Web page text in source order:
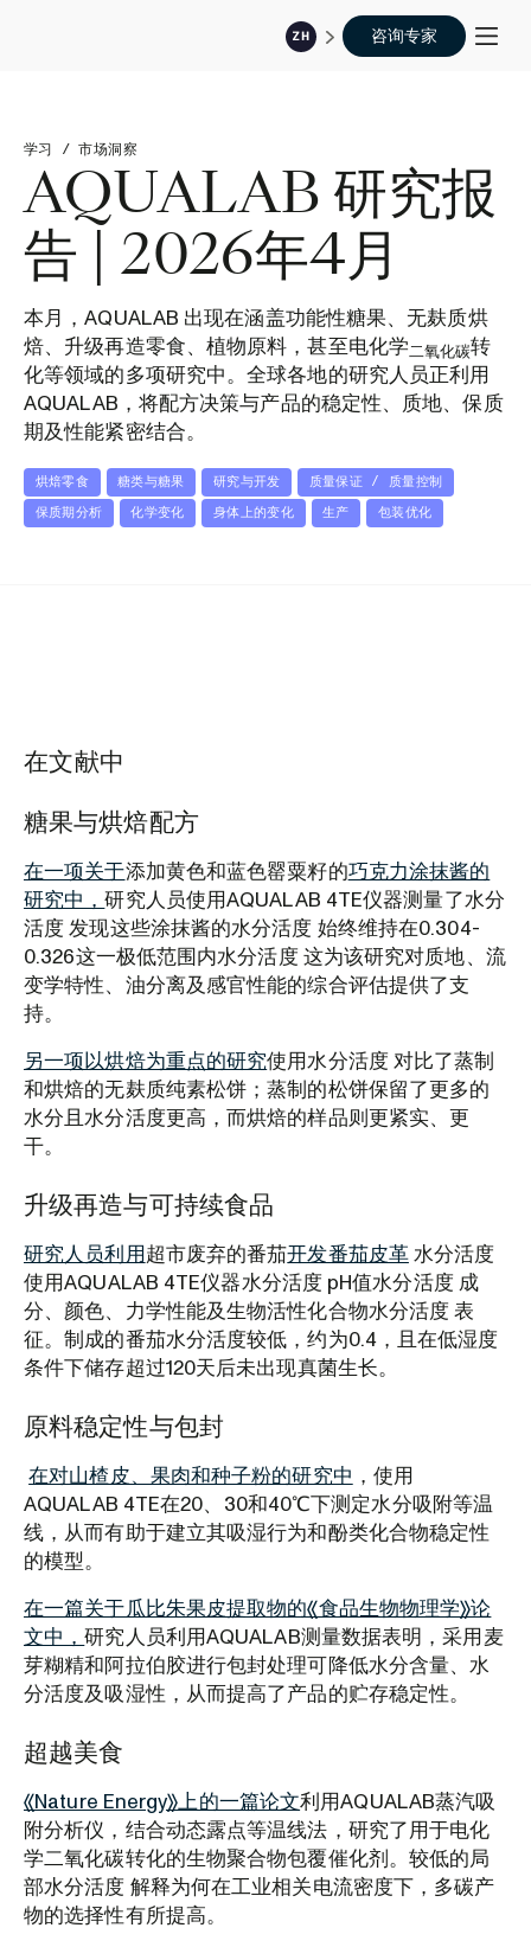
ZH 咨询专家
学习 / 市场洞察
AQUALAB 研究报
告 | 2026年4月
本月，AQUALAB 出现在涵盖功能性糖果、无麸质烘
焙、升级再造零食、植物原料，甚至电化学二氧化碳转
化等领域的多项研究中。全球各地的研究人员正利用
AQUALAB，将配方决策与产品的稳定性、质地、保质
期及性能紧密结合。
烘焙零食 糖类与糖果 研究与开发
质量保证 / 质量控制
保质期分析
化学变化 身体上的变化 生产 包装优化
在文献中
糖果与烘焙配方
在一项关于添加黄色和蓝色罂粟籽的巧克力涂抹酱的
研究中，研究人员使用AQUALAB 4TE仪器测量了水分
活度 发现这些涂抹酱的水分活度 始终维持在0.304-
0.326这一极低范围内水分活度 这为该研究对质地、流
变学特性、油分离及感官性能的综合评估提供了支
持。
另一项以烘焙为重点的研究使用水分活度 对比了蒸制
和烘焙的无麸质纯素松饼；蒸制的松饼保留了更多的
水分且水分活度更高，而烘焙的样品则更紧实、更
干。
升级再造与可持续食品
研究人员利用超市废弃的番茄开发番茄皮革水分活度
使用AQUALAB 4TE仪器水分活度 pH值水分活度 成
分、颜色、力学性能及生物活性化合物水分活度 表
征。制成的番茄水分活度较低，约为0.4，且在低湿度
条件下储存超过120天后未出现真菌生长。
原料稳定性与包封
在对山楂皮、果肉和种子粉的研究中 ，使用
AQUALAB 4TE在20、30和40℃下测定水分吸附等温
线，从而有助于建立其吸湿行为和酚类化合物稳定性
的模型。
在一篇关于瓜比朱果皮提取物的《食品生物物理学》论
文中，研究人员利用AQUALAB测量数据表明，采用麦
芽糊精和阿拉伯胶进行包封处理可降低水分含量、水
分活度及吸湿性，从而提高了产品的贮存稳定性。
超越美食
《Nature Energy》上的一篇论文利用AQUALAB蒸汽吸
附分析仪，结合动态露点等温线法，研究了用于电化
学二氧化碳转化的生物聚合物包覆催化剂。较低的局
部水分活度 解释为何在工业相关电流密度下，多碳产
物的选择性有所提高。